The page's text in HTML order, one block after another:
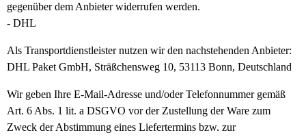
gegenüber dem Anbieter widerrufen werden.
- DHL
Als Transportdienstleister nutzen wir den nachstehenden Anbieter:
DHL Paket GmbH, Sträßchensweg 10, 53113 Bonn, Deutschland
Wir geben Ihre E-Mail-Adresse und/oder Telefonnummer gemäß
Art. 6 Abs. 1 lit. a DSGVO vor der Zustellung der Ware zum
Zweck der Abstimmung eines Liefertermins bzw. zur